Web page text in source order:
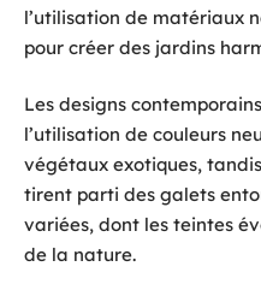
l’utilisation de matériaux
pour créer des jardins
Les designs
l’utilisation de couleurs
végétaux exotiques,
tirent parti des galets
variées, dont les teintes
de la nature.